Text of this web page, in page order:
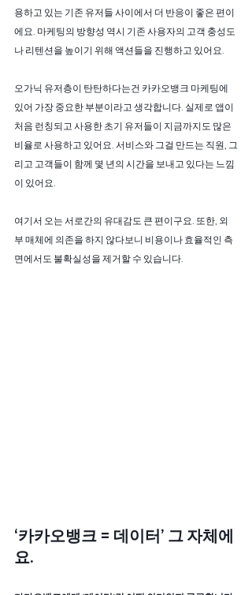
용하고 있는 기존 유저들 사이에서 더 반응이 좋은 편이
에요. 마케팅의 방향성 역시 기존 사용자의 고객 충성도
나 리텐션을 높이기 위해 액션들을 진행하고 있어요.
오가닉 유저층이 탄탄하다는건 카카오뱅크 마케팅에
있어 가장 중요한 부분이라고 생각합니다. 실제로 앱이
처음 런칭되고 사용한 초기 유저들이 지금까지도 많은
비율로 사용하고 있어요. 서비스와 그걸 만드는 직원, 그
리고 고객들이 함께 몇 년의 시간을 보내고 있다는 느낌
이 있어요.
여기서 오는 서로간의 유대감도 큰 편이구요. 또한, 외
부 매체에 의존을 하지 않다보니 비용이나 효율적인 측
면에서도 불확실성을 제거할 수 있습니다.
‘카카오뱅크 = 데이터’ 그 자체에
요.